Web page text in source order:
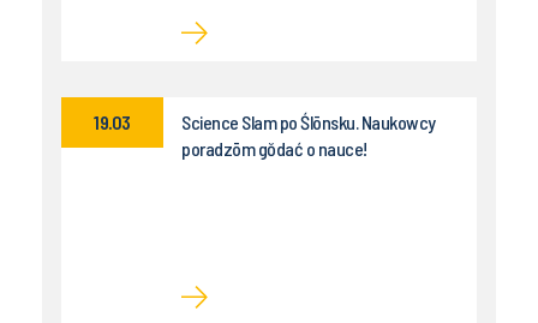
Science Slam po Ślōnsku. Naukowcy
poradzōm gŏdać o nauce!
19.03